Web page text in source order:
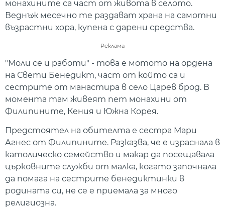
монахините са част от живота в селото.
Веднъж месечно те раздават храна на самотни
възрастни хора, купена с дарени средства.
Реклама
"Моли се и работи" - това е мотото на ордена
на Свети Бенедикт, част от който са и
сестрите от манастира в село Царев брод. В
момента там живеят пет монахини от
Филипините, Кения и Южна Корея.
Предстоятел на обителта е сестра Мари
Агнес от Филипините. Разказва, че е израснала в
католическо семейство и макар да посещавала
църковните служби от малка, когато започнала
да помага на сестрите бенедиктинки в
родината си, не се е приемала за много
религиозна.